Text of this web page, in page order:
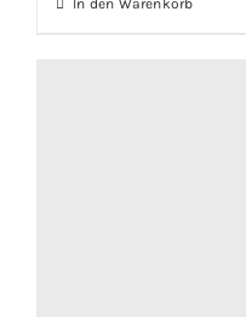
In den Warenkorb